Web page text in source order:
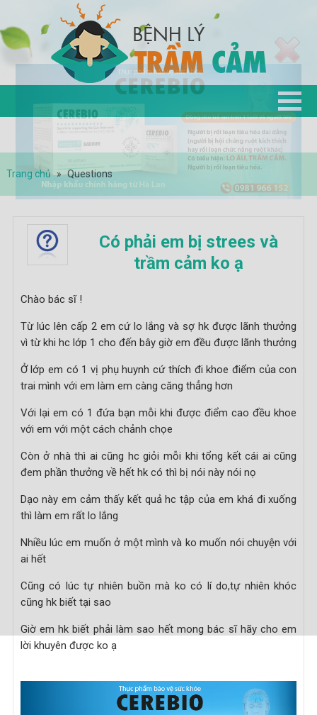
Trang chủ » Questions
Có phải em bị strees và
trầm cảm ko ạ
Chào bác sĩ !
Từ lúc lên cấp 2 em cứ lo lắng và sợ hk được lãnh thưởng
vì từ khi hc lớp 1 cho đến bây giờ em đều được lãnh thưởng
Ở lớp em có 1 vị phụ huynh cứ thích đi khoe điểm của con
trai mình với em làm em càng căng thẳng hơn
Với lại em có 1 đứa bạn mỗi khi được điểm cao đều khoe
với em với một cách chảnh chọe
Còn ở nhà thì ai cũng hc giỏi mỗi khi tổng kết cái ai cũng
đem phần thưởng về hết hk có thì bị nói này nói nọ
Dạo này em cảm thấy kết quả hc tập của em khá đi xuống
thì làm em rất lo lắng
Nhiều lúc em muốn ở một mình và ko muốn nói chuyện với
ai hết
Cũng có lúc tự nhiên buồn mà ko có lí do,tự nhiên khóc
cũng hk biết tại sao
Giờ em hk biết phải làm sao hết mong bác sĩ hãy cho em
lời khuyên được ko ạ